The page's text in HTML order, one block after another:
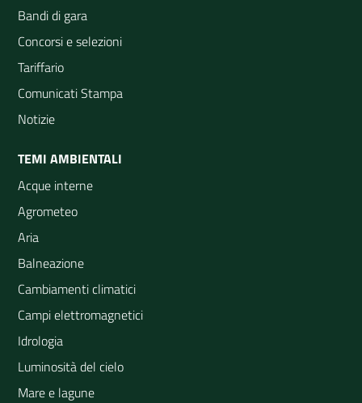
Bandi di gara
Concorsi e selezioni
Tariffario
Comunicati Stampa
Notizie
TEMI AMBIENTALI
Acque interne
Agrometeo
Aria
Balneazione
Cambiamenti climatici
Campi elettromagnetici
Idrologia
Luminosità del cielo
Mare e lagune